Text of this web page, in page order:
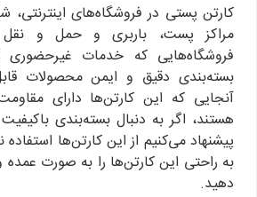
کارتن پستی در فروشگاه‌های اینترنتی،
مراکز پست، باربری و حمل و نقل
فروشگاه‌هایی که خدمات غیرحضوری
بسته‌بندی دقیق و ایمن محصولات
آنجایی که این کارتن‌ها دارای
هستند، اگر به دنبال بسته‌بندی
پیشنهاد می‌کنیم از این کارتن‌ها استفاده
به راحتی این کارتن‌ها را به صورت عمده
دهید.